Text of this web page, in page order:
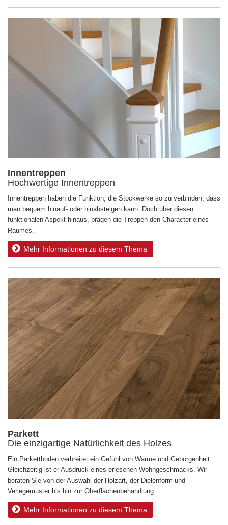
Innentreppen
Hochwertige Innentreppen
Innentreppen haben die Funktion, die Stockwerke so zu verbinden, dass
man bequem hinauf- oder hinabsteigen kann. Doch über diesen
funktionalen Aspekt hinaus, prägen die Treppen den Character eines
Raumes.
Mehr Informationen zu diesem Thema
Parkett
Die einzigartige Natürlichkeit des Holzes
Ein Parkettboden verbreitet ein Gefühl von Wärme und Geborgenheit.
Gleichzeitig ist er Ausdruck eines erlesenen Wohngeschmacks. Wir
beraten Sie von der Auswahl der Holzart, der Dielenform und
Verlegemuster bis hin zur Oberflächenbehandlung.
Mehr Informationen zu diesem Thema